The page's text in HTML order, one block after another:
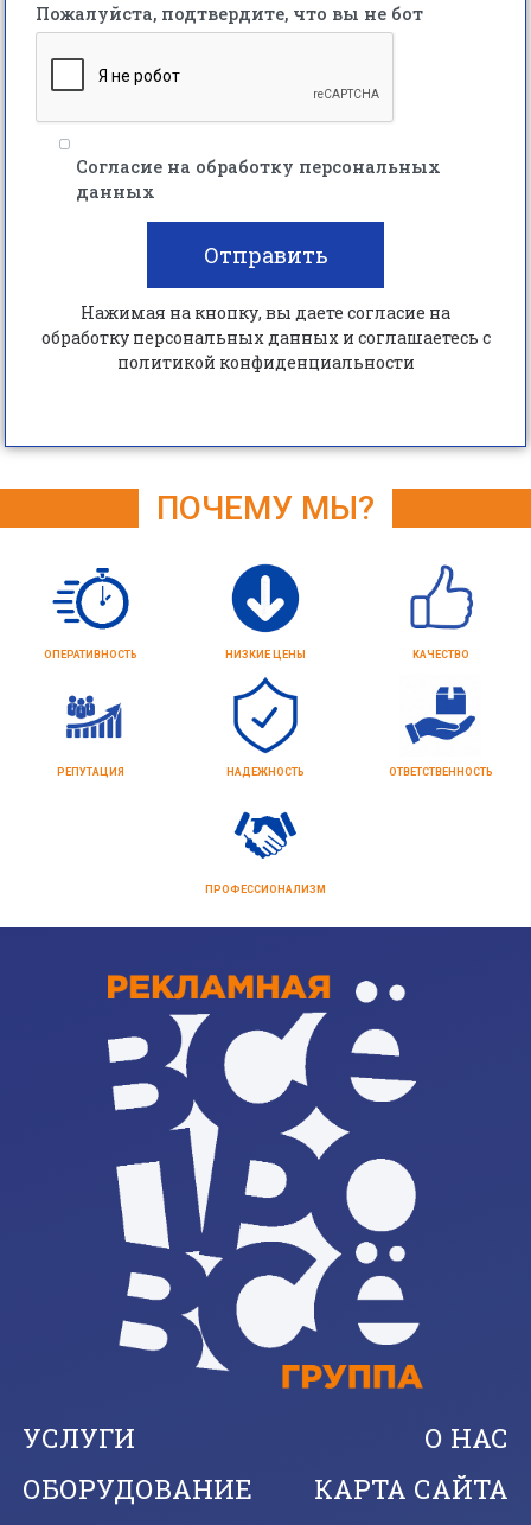
Пожалуйста, подтвердите, что вы не бот
Согласие на обработку персональных
данных
Отправить
Нажимая на кнопку, вы даете согласие на
обработку персональных данных и соглашаетесь c
политикой конфиденциальности
ПОЧЕМУ МЫ?
ОПЕРАТИВНОСТЬ НИЗКИЕ ЦЕНЫ КАЧЕСТВО
РЕПУТАЦИЯ НАДЕЖНОСТЬ ОТВЕТСТВЕННОСТЬ
ПРОФЕССИОНАЛИЗМ
УСЛУГИ
ОБОРУДОВАНИЕ
О НАС
КАРТА САЙТА